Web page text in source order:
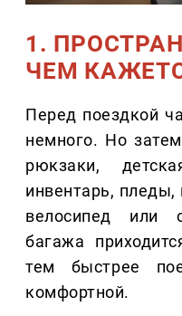
1.
ЧЕМ
Перед поездкой
немного. Но
рюкзаки,
инвентарь,
велосипед или
багажа
тем быстрее
комфортной.